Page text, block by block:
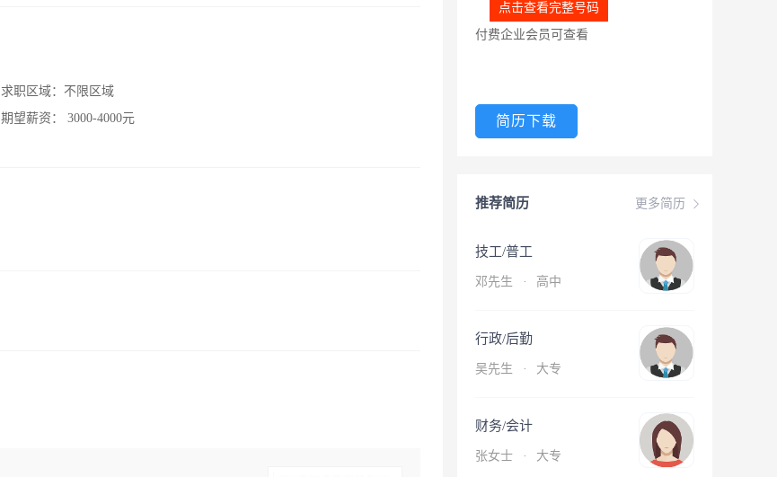
求职区域： 不限区域
期望薪资：
3000-4000元
点击查看完整号码
付费企业会员可查看
简历下载
更多简历
推荐简历
技工/普工
邓先生 · 高中
行政/后勤
吴先生 · 大专
财务/会计
张女士 · 大专